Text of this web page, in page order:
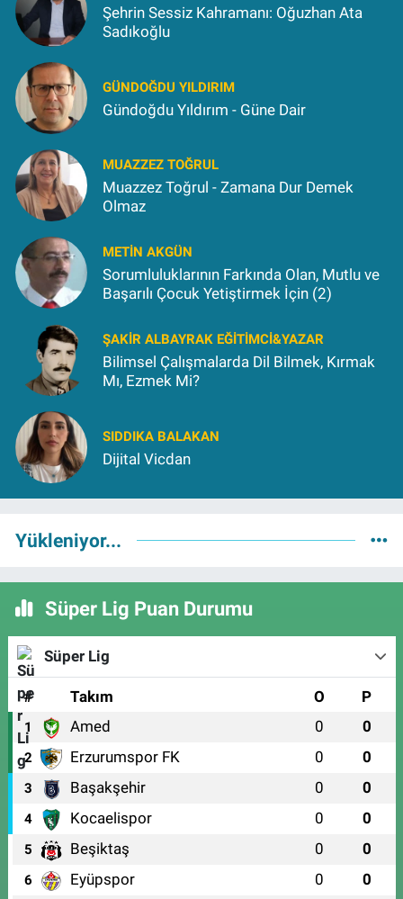
Şehrin Sessiz Kahramanı: Oğuzhan Ata
Sadıkoğlu
GÜNDOĞDU YILDIRIM
Gündoğdu Yıldırım - Güne Dair
MUAZZEZ TOĞRUL
Muazzez Toğrul - Zamana Dur Demek
Olmaz
METIN AKGÜN
Sorumluluklarının Farkında Olan, Mutlu ve
Başarılı Çocuk Yetiştirmek İçin (2)
ŞAKIR ALBAYRAK EĞITIMCI&YAZAR
Bilimsel Çalışmalarda Dil Bilmek, Kırmak
Mı, Ezmek Mi?
SIDDIKA BALAKAN
Dijital Vicdan
Yükleniyor...
Süper Lig Puan Durumu
Süper Lig
# Takım O P
1 Amed 0 0
2 Erzurumspor FK 0 0
3 Başakşehir 0 0
4 Kocaelispor 0 0
5 Beşiktaş 0 0
6 Eyüpspor 0 0